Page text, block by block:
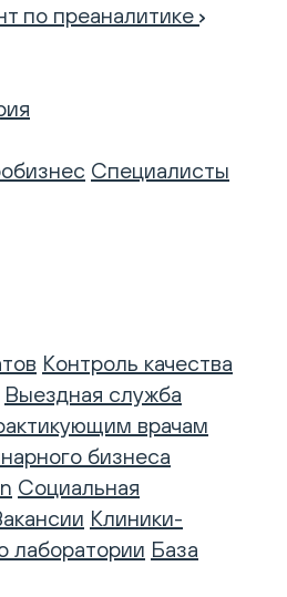
по преаналитике
Специалисты
Контроль качества
Выездная служба
врачам
бизнеса
Социальная
Клиники-
лаборатории База